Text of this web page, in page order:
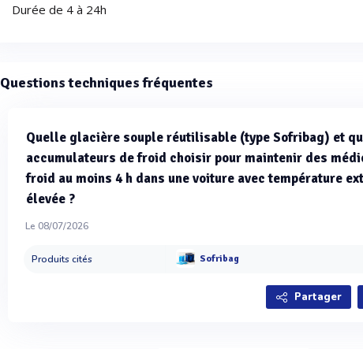
Durée de 4 à 24h
Questions techniques fréquentes
Quelle glacière souple réutilisable (type Sofribag) et
accumulateurs de froid choisir pour maintenir des
froid au moins 4 h dans une voiture avec température
élevée ?
Le 08/07/2026
Produits cités Sofribag
Partager